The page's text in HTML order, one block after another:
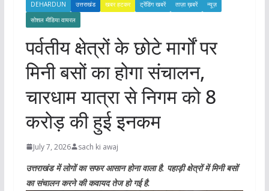
DEHARDUN उत्तराखंड खबर हटकर ट्रेंडिंग खबरें ताज़ा ख़बरें
न्यूज़
सोशल मीडिया वायरल
पर्वतीय क्षेत्रों के छोटे मार्गों पर
मिनी बसों का होगा संचालन,
चारधाम यात्रा से निगम को 8
करोड़ की हुई इनकम
July 7, 2026 sach ki awaj
उत्तराखंड में लोगों का सफर आसान होना वाला है. पहाड़ी क्षेत्रों में मिनी बसों
का संचालन करने की कवायद तेज हो गई है.